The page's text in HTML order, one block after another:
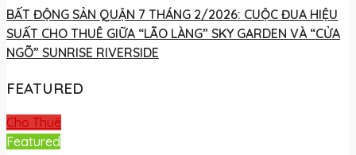
BẤT ĐỘNG SẢN QUẬN 7 THÁNG 2/2026: CUỘC ĐUA HIỆU
SUẤT CHO THUÊ GIỮA “LÃO LÀNG” SKY GARDEN VÀ “CỬA
NGÕ” SUNRISE RIVERSIDE
FEATURED
Cho Thuê
Featured